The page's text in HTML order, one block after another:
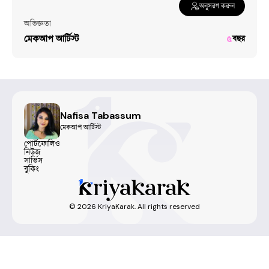
অনুসরণ করুন
অভিজ্ঞতা
মেকআপ আর্টিস্ট ৫বছর
Nafisa Tabassum
মেকআপ আর্টিস্ট
পোর্টফোলিও
নিউজ
সার্ভিস
বুকিং
© 2026 KriyaKarak. All rights reserved